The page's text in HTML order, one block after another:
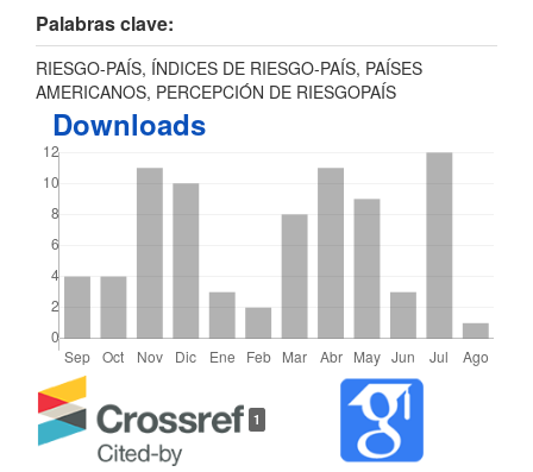
Palabras clave:
RIESGO-PAÍS, ÍNDICES DE RIESGO-PAÍS, PAÍSES
AMERICANOS, PERCEPCIÓN DE RIESGOPAÍS
Downloads
Detalles
del
1